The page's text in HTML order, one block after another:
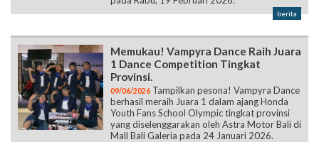
berita
Memukau! Vampyra Dance Raih Juara
1 Dance Competition Tingkat
Provinsi.
09/06/2026 Tampilkan pesona! Vampyra Dance
berhasil meraih Juara 1 dalam ajang Honda
Youth Fans School Olympic tingkat provinsi
yang diselenggarakan oleh Astra Motor Bali di
Mall Bali Galeria pada 24 Januari 2026.